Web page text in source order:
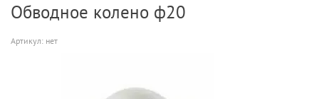
Обводное колено ф20
Артикул: нет